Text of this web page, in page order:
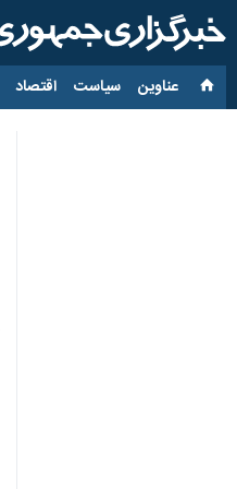
عناوین‌ سیاست اقتصاد